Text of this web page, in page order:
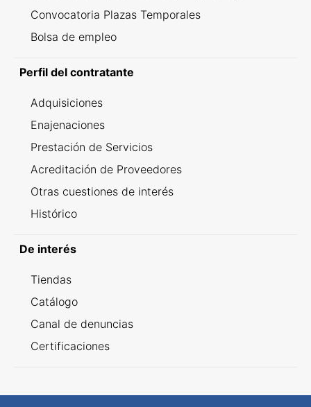
Convocatoria Plazas Temporales
Bolsa de empleo
Perfil del contratante
Adquisiciones
Enajenaciones
Prestación de Servicios
Acreditación de Proveedores
Otras cuestiones de interés
Histórico
De interés
Tiendas
Catálogo
Canal de denuncias
Certificaciones